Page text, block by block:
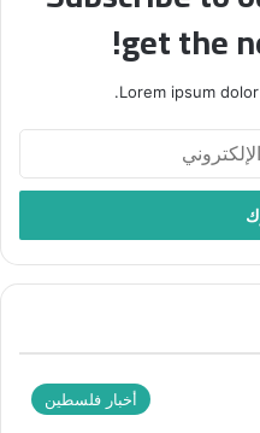
get the
Lorem ipsum
أخبار فلسطين